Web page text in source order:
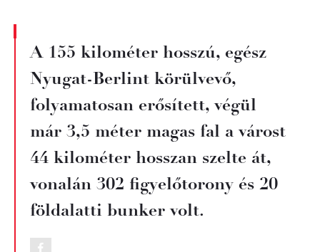
A 155 kilométer hosszú, egész
Nyugat-Berlint körülvevő,
folyamatosan erősített, végül
már 3,5 méter magas fal a várost
44 kilométer hosszan szelte át,
vonalán 302 figyelőtorony és 20
földalatti bunker volt.